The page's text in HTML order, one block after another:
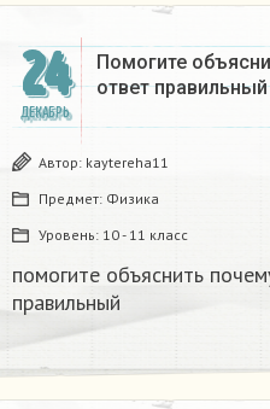
24
ДЕКАБРЬ
Помогите
ответ правильный
Автор: kaytereha11
Предмет: Физика
Уровень: 10 - 11 класс
помогите объяснить
правильный